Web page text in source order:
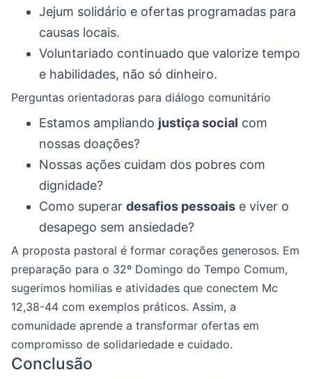
Jejum solidário e ofertas programadas para
causas locais.
Voluntariado continuado que valorize tempo
e habilidades, não só dinheiro.
Perguntas orientadoras para diálogo comunitário
Estamos ampliando justiça social com
nossas doações?
Nossas ações cuidam dos pobres com
dignidade?
Como superar desafios pessoais e viver o
desapego sem ansiedade?
A proposta pastoral é formar corações generosos. Em
preparação para o 32º Domingo do Tempo Comum,
sugerimos homilias e atividades que conectem Mc
12,38-44 com exemplos práticos. Assim, a
comunidade aprende a transformar ofertas em
compromisso de solidariedade e cuidado.
Conclusão